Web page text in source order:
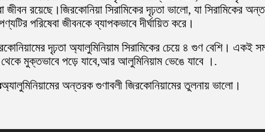
জীবন রয়েছে।জিরকোনিয়া সিরামিকের দৃঢ়তা ভালো, যা সিরামিকের
পরিষেবা জীবনকে ব্যাপকভাবে দীর্ঘায়িত করে।
দৃঢ়তা অ্যালুমিনিয়াম সিরামিকের চেয়ে ৪ গুণ বেশি। একই
মুক্তভাবে পড়ে যাবে,আর আলুমিনিয়াম ভেঙে যাবে ।.
অ্যালুমিনিয়ামের অন্তরক গুণাবলী জিরকোনিয়ামের তুলনায় ভালো।